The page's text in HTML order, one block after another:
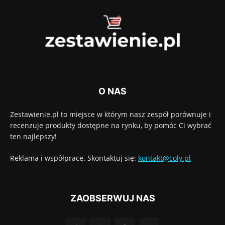
O NAS
Zestawienie.pl to miejsce w którym nasz zespół porównuje i
recenzuje produkty dostępne na rynku, by pomóc Ci wybrać
ten najlepszy!
Reklama i współprace. Skontaktuj się: kontakt@coly.pl
ZAOBSERWUJ NAS